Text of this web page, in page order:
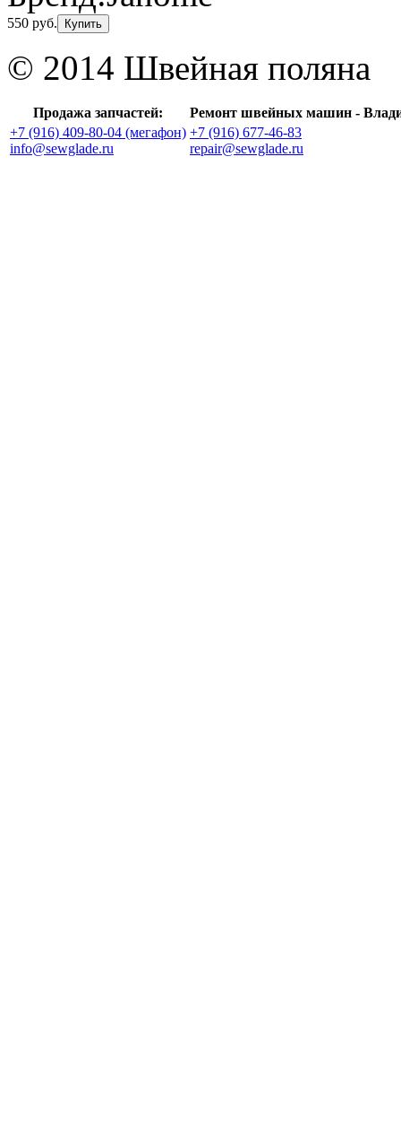
550 руб. Купить
© 2014 Швейная поляна
Продажа запчастей:
Ремонт швейных машин -
+7 (916) 409-80-04 (мегафон)
info@sewglade.ru
+7 (916) 677-46-83
repair@sewglade.ru